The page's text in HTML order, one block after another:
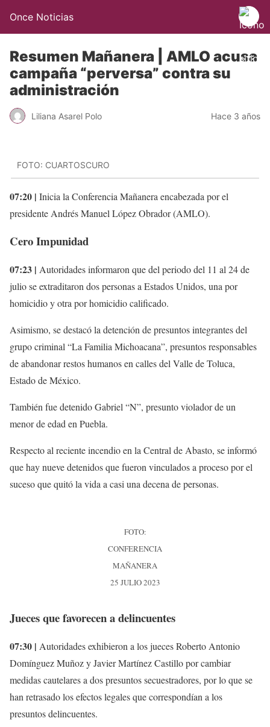
Once Noticias
Resumen Mañanera | AMLO acusa
campaña “perversa” contra su
administración
Liliana Asarel Polo Hace 3 años
FOTO: CUARTOSCURO
07:20 | Inicia la Conferencia Mañanera encabezada por el
presidente Andrés Manuel López Obrador (AMLO).
Cero Impunidad
07:23 | Autoridades informaron que del periodo del 11 al 24 de
julio se extraditaron dos personas a Estados Unidos, una por
homicidio y otra por homicidio calificado.
Asimismo, se destacó la detención de presuntos integrantes del
grupo criminal “La Familia Michoacana”, presuntos responsables
de abandonar restos humanos en calles del Valle de Toluca,
Estado de México.
También fue detenido Gabriel “N”, presunto violador de un
menor de edad en Puebla.
Respecto al reciente incendio en la Central de Abasto, se informó
que hay nueve detenidos que fueron vinculados a proceso por el
suceso que quitó la vida a casi una decena de personas.
FOTO:
CONFERENCIA
MAÑANERA
25 JULIO 2023
Jueces que favorecen a delincuentes
07:30 | Autoridades exhibieron a los jueces Roberto Antonio
Domínguez Muñoz y Javier Martínez Castillo por cambiar
medidas cautelares a dos presuntos secuestradores, por lo que se
han retrasado los efectos legales que correspondían a los
presuntos delincuentes.